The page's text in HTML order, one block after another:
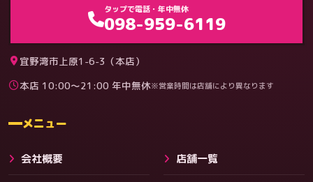
料金
タップで電話・年中無休
098-959-6119
宜野湾市上原1-6-3（本店）
本店 10:00〜21:00 年中無休※営業時間は店舗により異なります
メニュー
会社概要 店舗一覧